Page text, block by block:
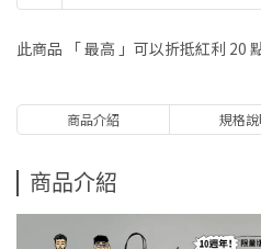
此商品 「 最高 」可以折抵紅利 20
商品介紹 規格
商品介紹